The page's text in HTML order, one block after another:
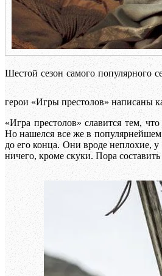
Шестой сезон самого популярного
герои «Игры престолов» написаны
«Игра престолов» славится тем,
Но нашелся все же в
до его конца. Они вроде неплохие,
ничего, кроме скуки. Пора